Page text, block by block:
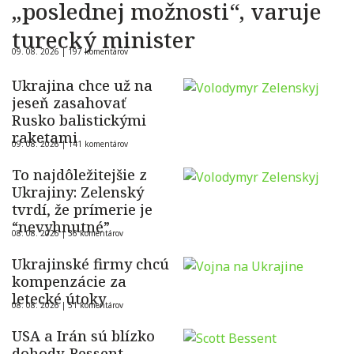
„poslednej možnosti“, varuje
turecký minister
09. 08. 2026 | 197 komentárov
Ukrajina chce už na
jeseň zasahovať
Rusko balistickými
raketami
09. 08. 2026 |141 komentárov
To najdôležitejšie z
Ukrajiny: Zelenský
tvrdí, že prímerie je
“nevyhnutné”
08. 08. 2026 |36 komentárov
Ukrajinské firmy chcú
kompenzácie za
letecké útoky
08. 08. 2026 |51 komentárov
USA a Irán sú blízko